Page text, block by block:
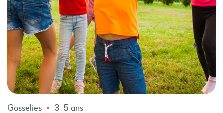
Gosselies 3-5 ans